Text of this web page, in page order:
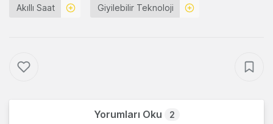
Akıllı Saat Giyilebilir Teknoloji
Yorumları Oku 2